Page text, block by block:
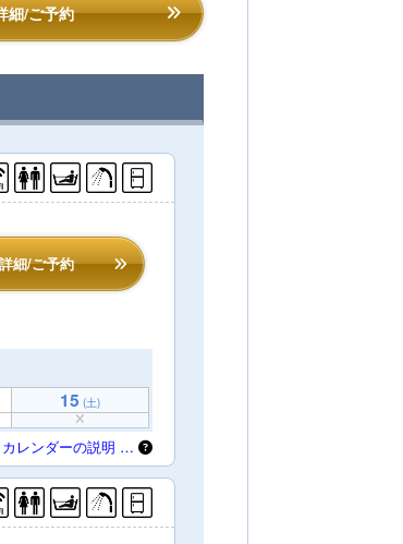
細/ご予約
詳細/ご予約
15 (土)
カレンダーの説明 …